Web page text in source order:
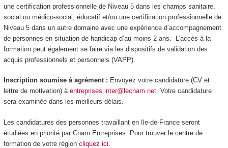
une certification professionnelle de Niveau 5 dans les champs sanitaire,
social ou médico-social, éducatif et/ou une certification professionnelle de
Niveau 5 dans un autre domaine avec une expérience d’accompagnement
de personnes en situation de handicap d’au moins 2 ans. L'accès à la
formation peut également se faire via les dispositifs de validation des
acquis professionnels et personnels (VAPP).
Inscription soumise à agrément : Envoyez votre candidature (CV et
lettre de motivation) à entreprises.inter@lecnam.net. Votre candidature
sera examinée dans les meilleurs délais.
Les candidatures des personnes travaillant en Ile-de-France seront
étudiées en priorité par Cnam Entreprises. Pour trouver le centre de
formation de votre région cliquez ici